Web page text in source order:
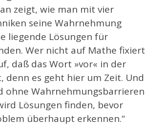
zeigt, wie man mit vier
seine Wahrnehmung
liegende Lösungen für
Wer nicht auf Mathe fixiert
daß das Wort »vor« in der
denn es geht hier um Zeit. Und
ohne Wahrnehmungsbarrieren
Lösungen finden, bevor
überhaupt erkennen.“